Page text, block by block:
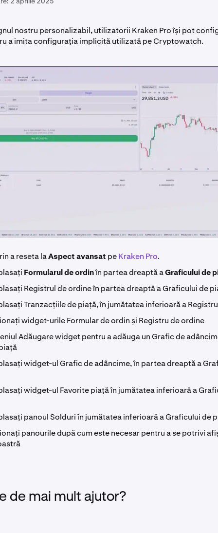
nostru personalizabil, utilizatorii Kraken Pro își pot
a imita configurația implicită utilizată pe Cryptowatch.
a reseta laAspect avansat peKraken Pro.
Formularul de ordinîn partea dreaptă aGraficului de
Registrul de ordine în partea dreaptă a Graficului de
Tranzacțiile de piață, în jumătatea inferioară a
widget-urile Formular de ordin și Registru de ordine
Adăugare widget pentru a adăuga un Grafic de
widget-ul Grafic de adâncime, în partea dreaptă a
widget-ul Favorite piață în jumătatea inferioară a
panoul Solduri în jumătatea inferioară a Graficului de
panourile după cum este necesar pentru a se potrivi
de mai mult ajutor?